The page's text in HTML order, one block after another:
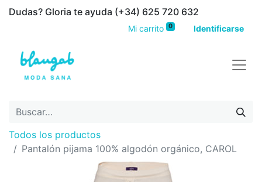
Dudas? Gloria te ayuda (+34) 625 720 632
Mi carrito 0 Identificarse
Todos los productos
Pantalón pijama 100% algodón orgánico, CAROL